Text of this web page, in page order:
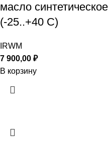
масло синтетическое
(-25..+40 С)
IRWM
7 900,00 ₽
В корзину